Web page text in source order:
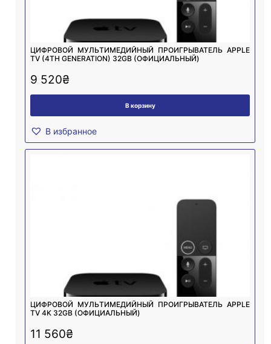
ЦИФРОВОЙ МУЛЬТИМЕДИЙНЫЙ ПРОИГРЫВАТЕЛЬ APPLE
TV (4TH GENERATION) 32GB (ОФИЦИАЛЬНЫЙ)
9 520₴
В корзину
В избранное
ЦИФРОВОЙ МУЛЬТИМЕДИЙНЫЙ ПРОИГРЫВАТЕЛЬ APPLE
TV 4K 32GB (ОФИЦИАЛЬНЫЙ)
11 560₴